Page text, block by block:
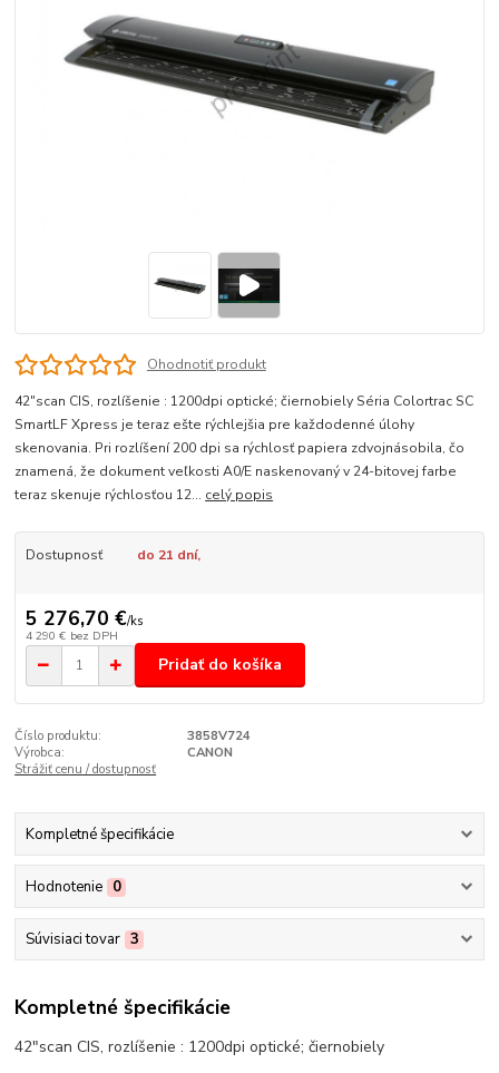
Ohodnotiť produkt
42"scan CIS, rozlíšenie : 1200dpi optické; čiernobiely Séria Colortrac SC
SmartLF Xpress je teraz ešte rýchlejšia pre každodenné úlohy
skenovania. Pri rozlíšení 200 dpi sa rýchlosť papiera zdvojnásobila, čo
znamená, že dokument veľkosti A0/E naskenovaný v 24-bitovej farbe
teraz skenuje rýchlosťou 12... celý popis
Dostupnosť do 21 dní,
5 276,70 €/ks
4 290 € bez DPH
Pridať do košíka
Číslo produktu:
3858V724
Výrobca:
CANON
Strážiť cenu / dostupnosť
Kompletné špecifikácie
Hodnotenie 0
Súvisiaci tovar 3
Kompletné špecifikácie
42"scan CIS, rozlíšenie : 1200dpi optické; čiernobiely